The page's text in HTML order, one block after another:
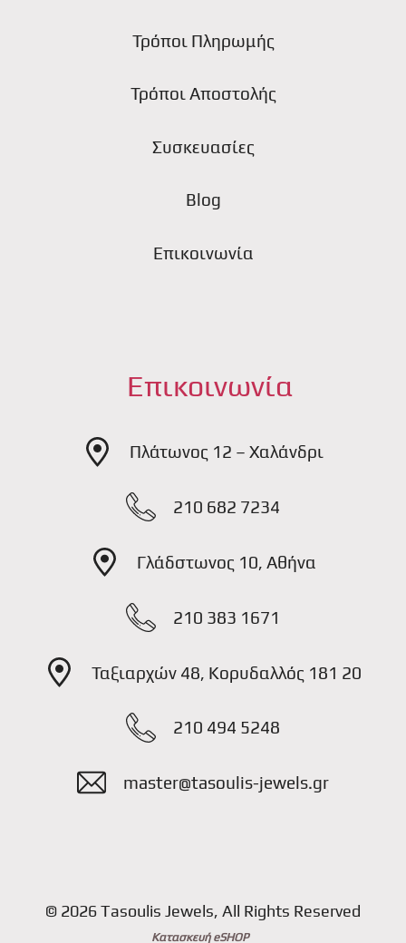
Τρόποι Πληρωμής
Τρόποι Αποστολής
Συσκευασίες
Blog
Επικοινωνία
Επικοινωνία
Πλάτωνος 12 – Χαλάνδρι
210 682 7234
Γλάδστωνος 10, Αθήνα
210 383 1671
Ταξιαρχών 48, Κορυδαλλός 181 20
210 494 5248
master@tasoulis-jewels.gr
© 2026 Tasoulis Jewels, All Rights Reserved
Κατασκευή eSHOP